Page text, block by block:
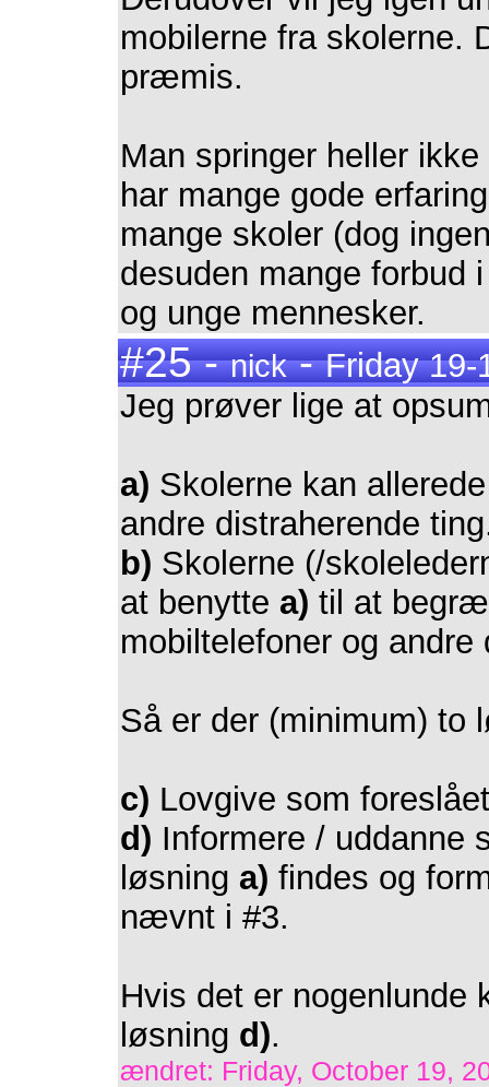
mobilerne fra skolerne.
præmis.
Man springer heller
har mange gode
mange skoler (dog
desuden mange forbud
og unge mennesker.
#25 -nick-Friday 19-
Jeg prøver lige at
a) Skolerne kan
andre distraherende
b) Skolerne (/
at benytte a) til at
mobiltelefoner og
Så er der (minimum) to
c) Lovgive som
d) Informere / uddanne
løsning a) findes og
nævnt i #3.
Hvis det er nogenlunde
løsning d).
ændret: Friday, October 19,